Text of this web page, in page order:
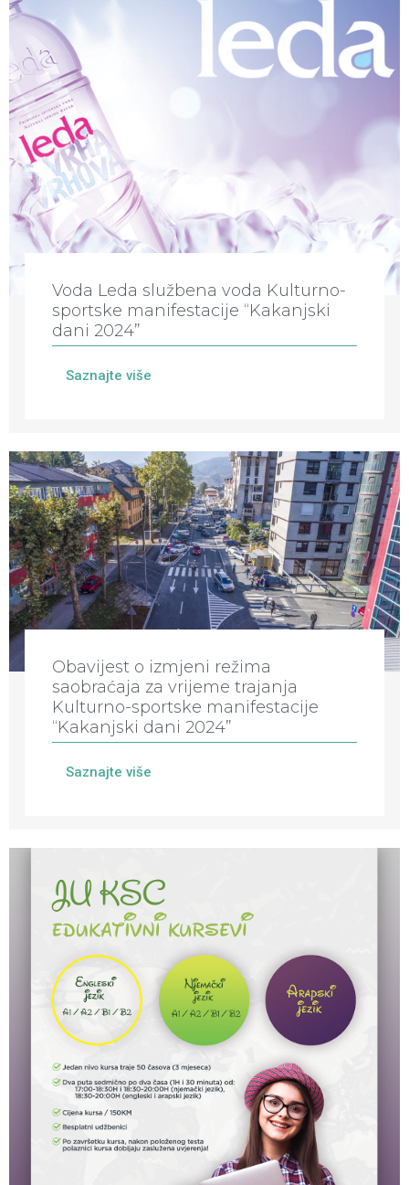
Voda Leda službena voda Kulturno-
sportske manifestacije “Kakanjski
dani 2024”
Saznajte više
Obavijest o izmjeni režima
saobraćaja za vrijeme trajanja
Kulturno-sportske manifestacije
“Kakanjski dani 2024”
Saznajte više